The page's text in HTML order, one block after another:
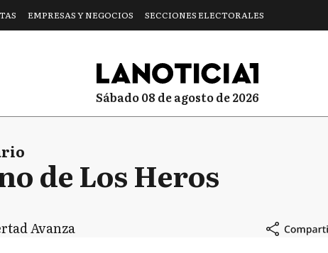
EMPRESAS Y NEGOCIOS SECCIONES ELECTORALES
sábado 08 de agosto de 2026
de Los Heros
Avanza